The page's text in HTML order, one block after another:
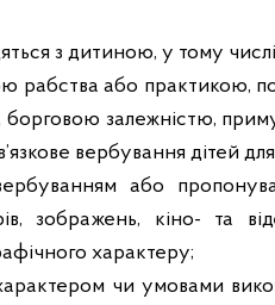
з дитиною, у тому
рабства або практикою,
борговою залежністю,
вербування дітей
або
зображень, кіно- та
характеру;
чи умовами